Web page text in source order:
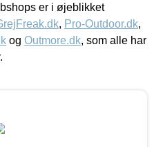
er i øjeblikket
, Pro-Outdoor.dk,
og Outmore.dk, som alle har